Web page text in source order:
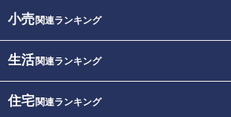
小売関連ランキング
生活関連ランキング
住宅関連ランキング